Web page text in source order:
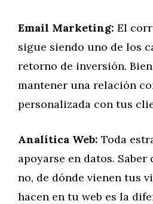
Email Marketing: El
sigue siendo uno de los
retorno de inversión.
mantener una relación
personalizada con tus
Analítica Web: Toda
apoyarse en datos.
no, de dónde vienen tus
hacen en tu web es la